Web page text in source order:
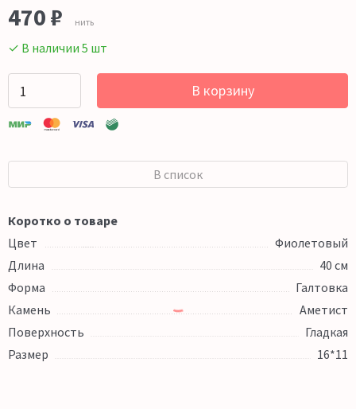
470 ₽ нить
✓ В наличии 5 шт
В корзину
В список
Коротко о товаре
Цвет
Фиолетовый
Длина
40 см
Форма
Галтовка
Камень
Аметист
Поверхность
Гладкая
Размер
16*11